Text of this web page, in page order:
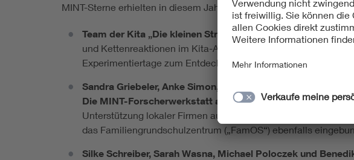
MINT-Sterne erhielten in diesem Jahr im Einzelnen die folgenden
Team der Kita „Die kleinen Strolche“ in Hennweilerfür das
und Kettenreaktionen im Kita-Alltag kennen. Als krönenden
Experimentiertage zum Entdecken und Ausprobieren ein.
Sandra Griebeler, Anke Simon, David Hohns und David
Die MINT-Forscherwerkstatt an der Grundschule
Unterstützung lokaler Firmen aufgebaut. Hier wird mit LEGO
das Familiengrundschulzentrum („FamOS“) ebenfalls
Silke Schreiber, Sarah Wasna, Michael Poloczek und